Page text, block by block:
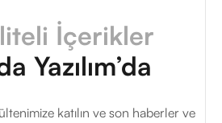
İçerikler
Yazılım’da
katılın ve son haberler ve